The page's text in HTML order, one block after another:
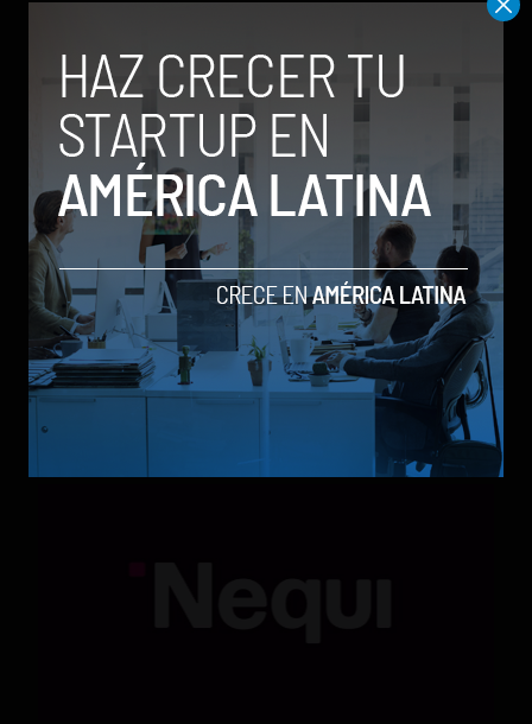
Qwen 3.8-Max, la nueva IA de Alibaba que desafía a
los modelos más poderosos
by Sergio Ramos
Actualidad
5 de agosto de 2026